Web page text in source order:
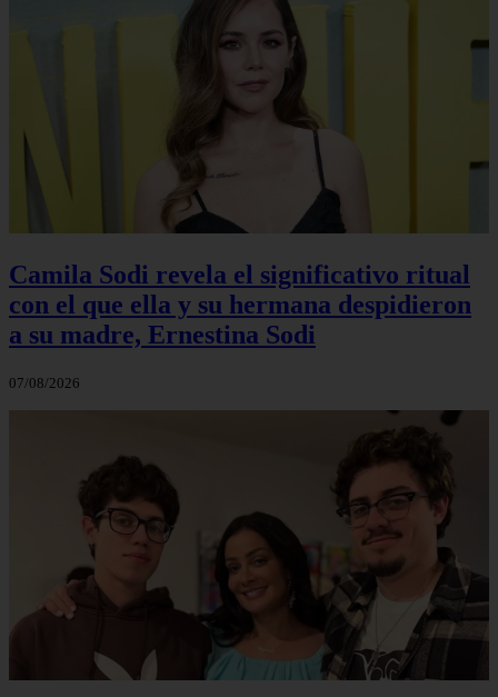
Camila Sodi revela el significativo ritual
con el que ella y su hermana despidieron
a su madre, Ernestina Sodi
07/08/2026